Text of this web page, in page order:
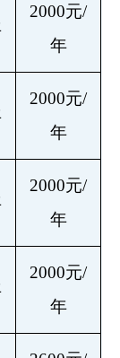
2000元/
年
2000元/
年
2000元/
年
2000元/
年